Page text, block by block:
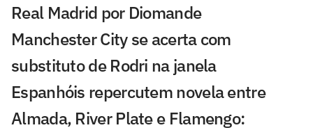
Real Madrid por Diomande
Manchester City se acerta com
substituto de Rodri na janela
Espanhóis repercutem novela entre
Almada, River Plate e Flamengo: